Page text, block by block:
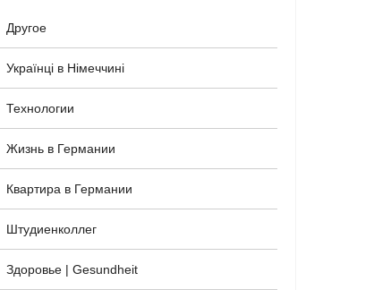
Другое
Українці в Німеччині
Технологии
Жизнь в Германии
Квартира в Германии
Штудиенколлег
Здоровье | Gesundheit